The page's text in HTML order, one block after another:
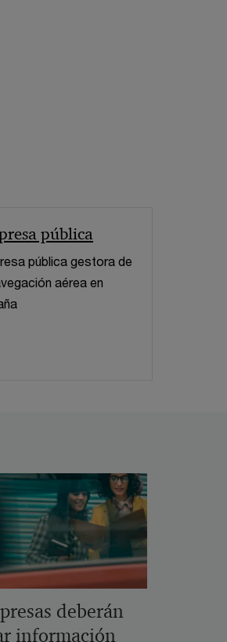
pública
pública gestora de
aérea en
deberán
información